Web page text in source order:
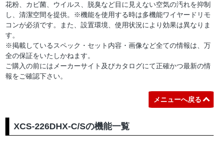
花粉、カビ菌、ウイルス、脱臭など目に見えない空気の汚れを抑制
し、清潔空間を提供。※機能を使用する時は多機能ワイヤードリモ
コンが必須です。また、設置環境、使用状況により効果は異なりま
す。
※掲載しているスペック・セット内容・画像など全ての情報は、万
全の保証をいたしかねます。
ご購入の前にはメーカーサイト及びカタログにて正確かつ最新の情
報をご確認下さい。
メニューへ戻る
XCS-226DHX-C/Sの機能一覧